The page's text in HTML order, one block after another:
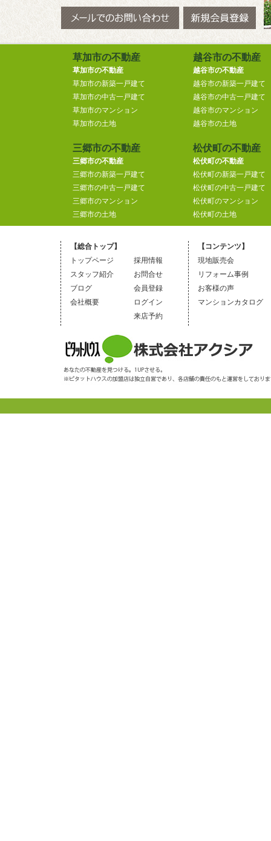
草加市の不動産
草加市の不動産
草加市の新築一戸建て
草加市の中古一戸建て
草加市のマンション
草加市の土地
越谷市の不動産
越谷市の不動産
越谷市の新築一戸建て
越谷市の中古一戸建て
越谷市のマンション
越谷市の土地
三郷市の不動産
三郷市の不動産
三郷市の新築一戸建て
三郷市の中古一戸建て
三郷市のマンション
三郷市の土地
松伏町の不動産
松伏町の不動産
松伏町の新築一戸建て
松伏町の中古一戸建て
松伏町のマンション
松伏町の土地
【総合トップ】
トップページ
スタッフ紹介
ブログ
会社概要
採用情報
お問合せ
会員登録
ログイン
来店予約
【コンテンツ】
現地販売会
リフォーム事例
お客様の声
マンションカタログ